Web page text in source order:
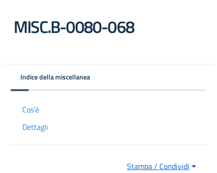
MISC.B-0080-068
Indice della miscellanea
Cos'è
Dettagli
Stampa / Condividi